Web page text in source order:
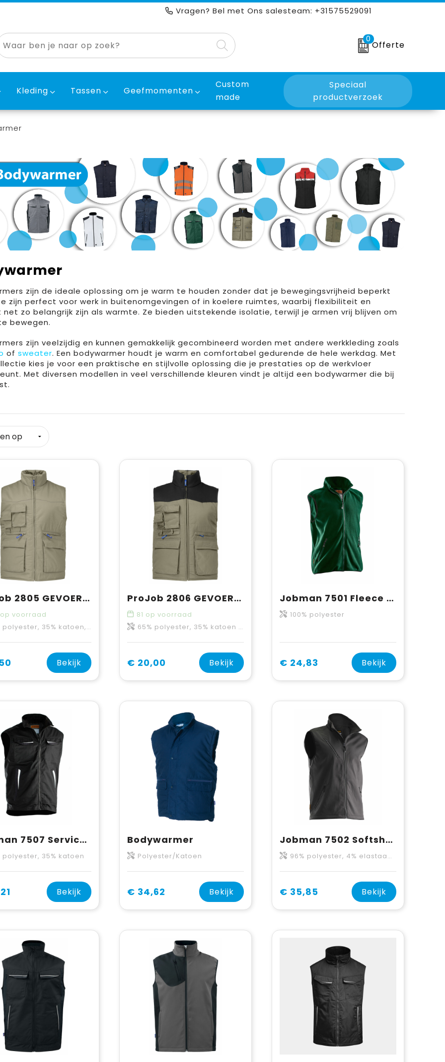
Vragen? Bel met Ons salesteam: +31575529091
0
Offerte
Kleding Tassen Geefmomenten
Custom
made
Speciaal
productverzoek
zijn de ideale oplossing om je warm te houden zonder dat je bewegingsvrijheid beperkt
zijn perfect voor werk in buitenomgevingen of in koelere ruimtes, waarbij flexibiliteit en
zo belangrijk zijn als warmte. Ze bieden uitstekende isolatie, terwijl je armen vrij blijven om
bewegen.
zijn veelzijdig en kunnen gemakkelijk gecombineerd worden met andere werkkleding zoals
of sweater. Een bodywarmer houdt je warm en comfortabel gedurende de hele werkdag. Met
kies je voor een praktische en stijlvolle oplossing die je prestaties op de werkvloer
Met diversen modellen in veel verschillende kleuren vindt je altijd een bodywarmer die bij
ProJob 2805 GEVOERDE VEST
voorraad
35% katoen, 245 g/m³
Bekijk
ProJob 2806 GEVOERDE VEST MET CONTRAST
81 op voorraad
65% polyester, 35% katoen | verstevigingen: 100% polyester
€ 20,00 Bekijk
Jobman 7501 Fleece Vest
100% polyester
€ 24,83 Bekijk
Jobman 7507 Service Vest
polyester, 35% katoen
Bekijk
Bodywarmer
Polyester/Katoen
€ 34,62 Bekijk
Jobman 7502 Softshell Vest
96% polyester, 4% elastaan. Voering: 100% polyester fleece, 280 g/m2.
€ 35,85 Bekijk